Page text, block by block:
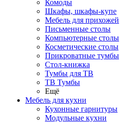
Комоды
Шкафы, шкафы-купе
Мебель для прихожей
Письменные столы
Компьютерные столы
Косметические столы
Прикроватные тумбы
Стол-книжка
Тумбы для ТВ
ТВ Тумбы
Ещё
Мебель для кухни
Кухонные гарнитуры
Модульные кухни